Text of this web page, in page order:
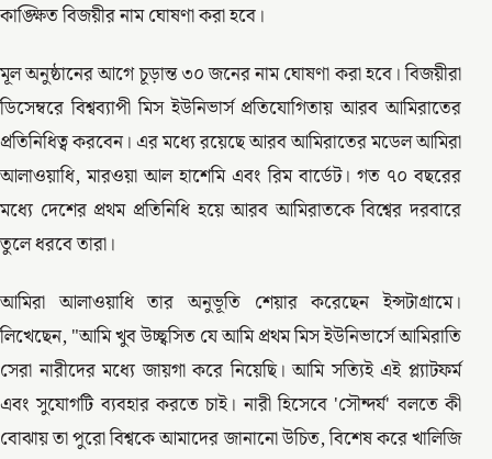
কাঙ্ক্ষিত বিজয়ীর নাম ঘোষণা করা হবে।
মূল অনুষ্ঠানের আগে চূড়ান্ত ৩০ জনের নাম ঘোষণা করা হবে। বিজয়ীরা
ডিসেম্বরে বিশ্বব্যাপী মিস ইউনিভার্স প্রতিযোগিতায় আরব আমিরাতের
প্রতিনিধিত্ব করবেন। এর মধ্যে রয়েছে আরব আমিরাতের মডেল আমিরা
আলাওয়াধি, মারওয়া আল হাশেমি এবং রিম বার্ডেট। গত ৭০ বছরের
মধ্যে দেশের প্রথম প্রতিনিধি হয়ে আরব আমিরাতকে বিশ্বের দরবারে
তুলে ধরবে তারা।
আমিরা আলাওয়াধি তার অনুভূতি শেয়ার করেছেন ইন্সটাগ্রামে।
লিখেছেন, "আমি খুব উচ্ছ্বসিত যে আমি প্রথম মিস ইউনিভার্সে আমিরাতি
সেরা নারীদের মধ্যে জায়গা করে নিয়েছি। আমি সত্যিই এই প্ল্যাটফর্ম
এবং সুযোগটি ব্যবহার করতে চাই। নারী হিসেবে 'সৌন্দর্য' বলতে কী
বোঝায় তা পুরো বিশ্বকে আমাদের জানানো উচিত, বিশেষ করে খালিজি